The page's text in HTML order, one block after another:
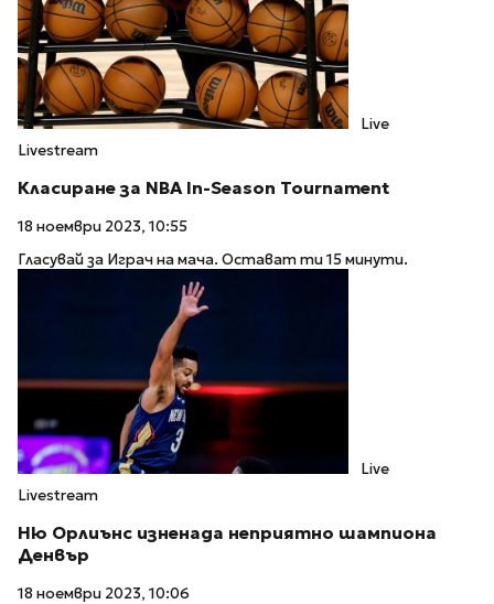
Live
Livestream
Класиране за NBA In-Season Tournament
18 ноември 2023, 10:55
Гласувай за Играч на мача. Остават ти 15 минути.
Live
Livestream
Ню Орлиънс изненада неприятно шампиона
Денвър
18 ноември 2023, 10:06